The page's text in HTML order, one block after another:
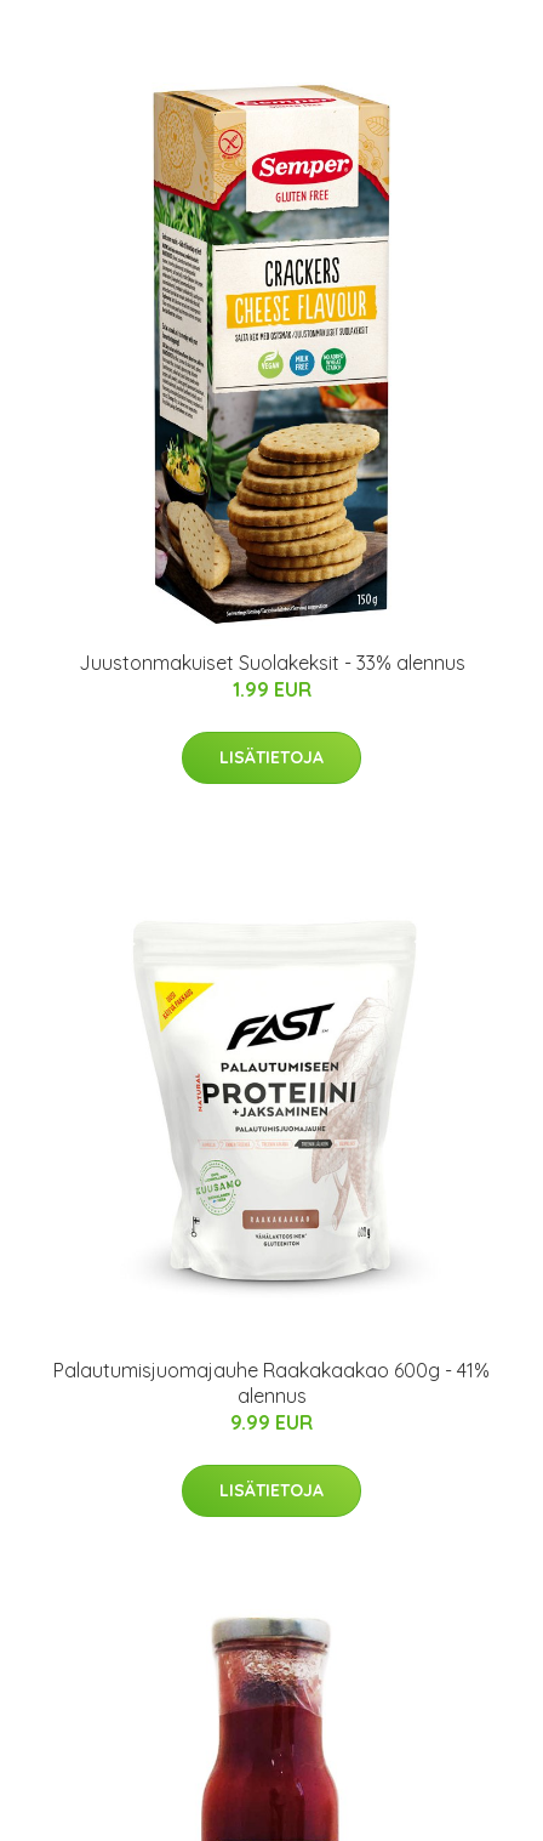
Juustonmakuiset Suolakeksit - 33% alennus
1.99 EUR
LISÄTIETOJA
Palautumisjuomajauhe Raakakaakao 600g - 41%
alennus
9.99 EUR
LISÄTIETOJA